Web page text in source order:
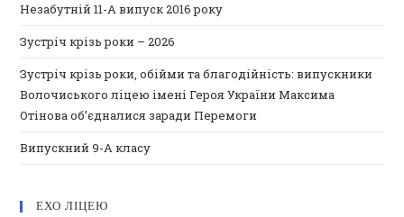
Незабутній 11-А випуск 2016 року
Зустріч крізь роки – 2026
Зустріч крізь роки, обійми та благодійність: випускники
Волочиського ліцею імені Героя України Максима
Отінова об’єдналися заради Перемоги
Випускний 9-А класу
ЕХО ЛІЦЕЮ